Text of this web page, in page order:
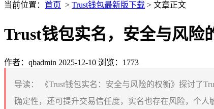
当前位置： 首页 > Trust钱包最新版下载 > 文章正文
Trust钱包实名，安全与风险
作者：qbadmin 2025-12-10 浏览：1773
导读：
《Trust钱包实名：安全与风险的权衡》探讨了
确定性，还可提升交易信任度，实名也存在风险，个